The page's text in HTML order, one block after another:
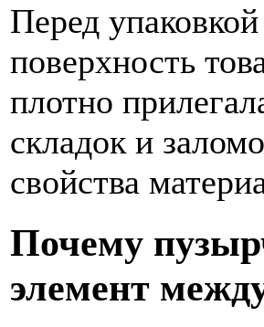
Перед
поверхность
плотно
складок и
свойства
Почему
элемент